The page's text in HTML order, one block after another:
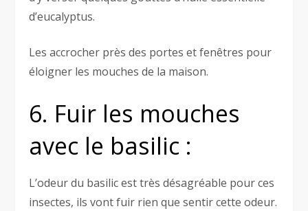
d’eucalyptus.
Les accrocher près des portes et fenêtres pour
éloigner les mouches de la maison.
6. Fuir les mouches
avec le basilic :
L’odeur du basilic est très désagréable pour ces
insectes, ils vont fuir rien que sentir cette odeur.